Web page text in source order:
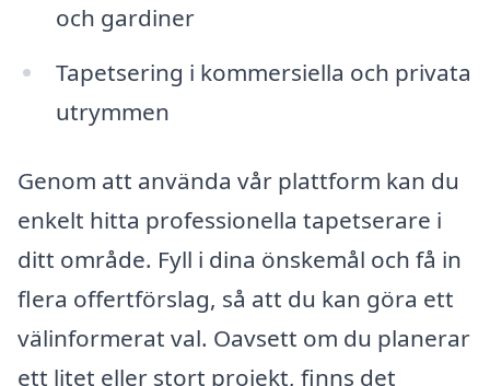
och gardiner
Tapetsering i kommersiella och privata
utrymmen
Genom att använda vår plattform kan du
enkelt hitta professionella tapetserare i
ditt område. Fyll i dina önskemål och få in
flera offertförslag, så att du kan göra ett
välinformerat val. Oavsett om du planerar
ett litet eller stort projekt, finns det